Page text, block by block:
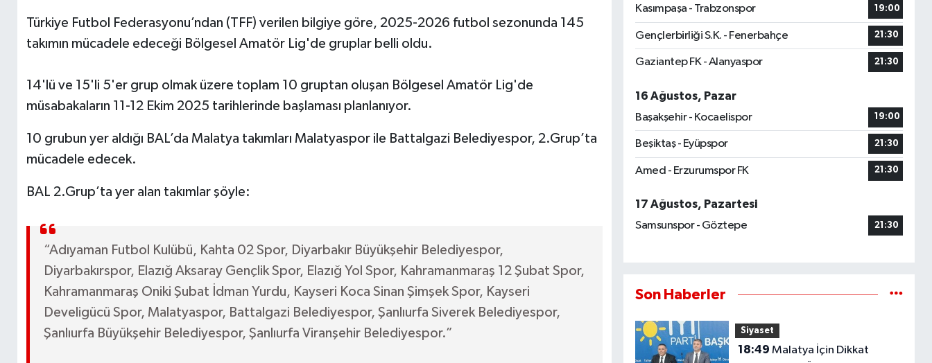
Türkiye Futbol Federasyonu’ndan (TFF) verilen bilgiye göre, 2025-2026 futbol sezonunda 145
takımın mücadele edeceği Bölgesel Amatör Lig'de gruplar belli oldu.
14'lü ve 15'li 5'er grup olmak üzere toplam 10 gruptan oluşan Bölgesel Amatör Lig'de
müsabakaların 11-12 Ekim 2025 tarihlerinde başlaması planlanıyor.
10 grubun yer aldığı BAL’da Malatya takımları Malatyaspor ile Battalgazi Belediyespor, 2.Grup’ta
mücadele edecek.
BAL 2.Grup’ta yer alan takımlar şöyle:
“Adıyaman Futbol Kulübü, Kahta 02 Spor, Diyarbakır Büyükşehir Belediyespor,
Diyarbakırspor, Elazığ Aksaray Gençlik Spor, Elazığ Yol Spor, Kahramanmaraş 12 Şubat Spor,
Kahramanmaraş Oniki Şubat İdman Yurdu, Kayseri Koca Sinan Şimşek Spor, Kayseri
Develigücü Spor, Malatyaspor, Battalgazi Belediyespor, Şanlıurfa Siverek Belediyespor,
Şanlıurfa Büyükşehir Belediyespor, Şanlıurfa Viranşehir Belediyespor.”
Kasımpaşa - Trabzonspor 19:00
Gençlerbirliği S.K. - Fenerbahçe 21:30
Gaziantep FK - Alanyaspor 21:30
16 Ağustos, Pazar
Başakşehir - Kocaelispor
19:00
Beşiktaş - Eyüpspor 21:30
Amed - Erzurumspor FK 21:30
17 Ağustos, Pazartesi
Samsunspor - Göztepe
21:30
Son Haberler
Siyaset
18:49